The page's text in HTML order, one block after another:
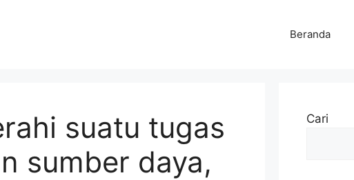
Beranda
suatu tugas
sumber daya,
Cari